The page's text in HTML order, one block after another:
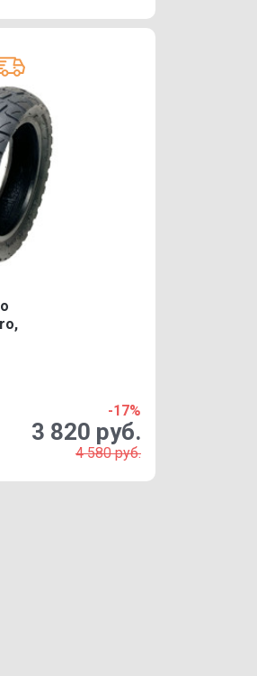
-17%
3 820 руб.
4 580 руб.